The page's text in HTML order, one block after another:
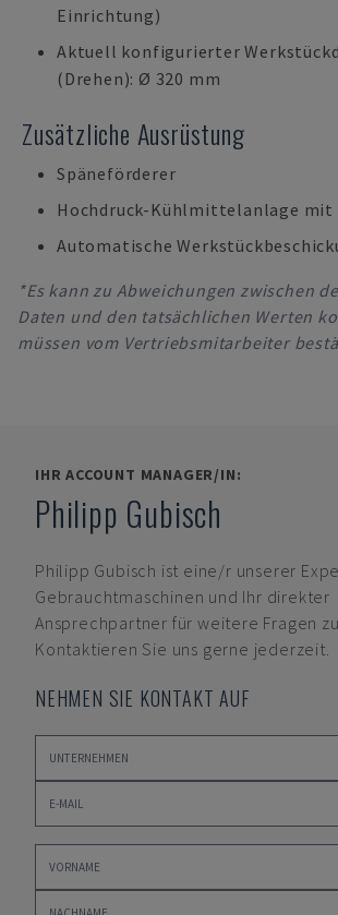
Einrichtung)
Aktuell konfigurierter
(Drehen): Ø 320 mm
Zusätzliche Ausrüstung
Späneförderer
Hochdruck-Kühlmittelanlage
Automatische
*Es kann zu Abweichungen zwischen
Daten und den tatsächlichen Werten
müssen vom Vertriebsmitarbeiter
IHR ACCOUNT MANAGER/IN:
Philipp Gubisch
Philipp Gubisch ist eine/r unserer
Gebrauchtmaschinen und Ihr direkter
Ansprechpartner für weitere Fragen
Kontaktieren Sie uns gerne jederzeit.
NEHMEN SIE KONTAKT AUF